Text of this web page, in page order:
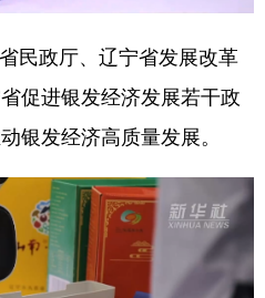
政厅、辽宁省发展改革
促进银发经济发展若干政
银发经济高质量发展。